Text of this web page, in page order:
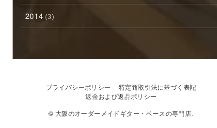
2014 (3)
プライバシーポリシー
特定商取引法に基づく表記
返金および返品ポリシー
© 大阪のオーダーメイドギター・ベースの専門店.